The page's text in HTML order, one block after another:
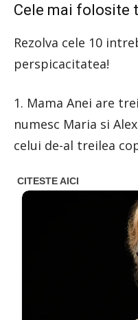
Cele mai folosite
Rezolva cele 10
perspicacitatea!
1. Mama Anei are
numesc Maria si
celui de-al treilea